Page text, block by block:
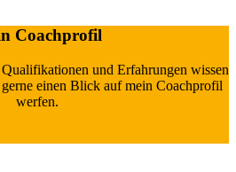
Coachprofil
und Erfahrungen wissen
einen Blick auf mein Coachprofil
werfen.